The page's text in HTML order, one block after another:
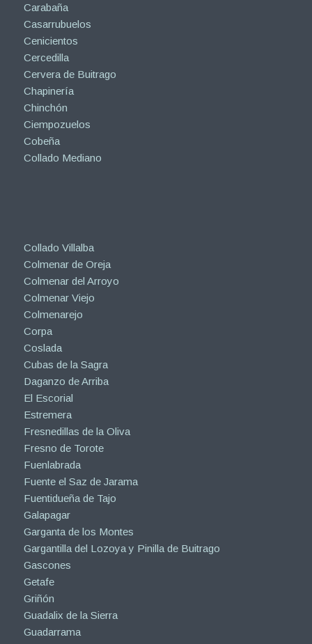
Carabaña
Casarrubuelos
Cenicientos
Cercedilla
Cervera de Buitrago
Chapinería
Chinchón
Ciempozuelos
Cobeña
Collado Mediano
Collado Villalba
Colmenar de Oreja
Colmenar del Arroyo
Colmenar Viejo
Colmenarejo
Corpa
Coslada
Cubas de la Sagra
Daganzo de Arriba
El Escorial
Estremera
Fresnedillas de la Oliva
Fresno de Torote
Fuenlabrada
Fuente el Saz de Jarama
Fuentidueña de Tajo
Galapagar
Garganta de los Montes
Gargantilla del Lozoya y Pinilla de Buitrago
Gascones
Getafe
Griñón
Guadalix de la Sierra
Guadarrama